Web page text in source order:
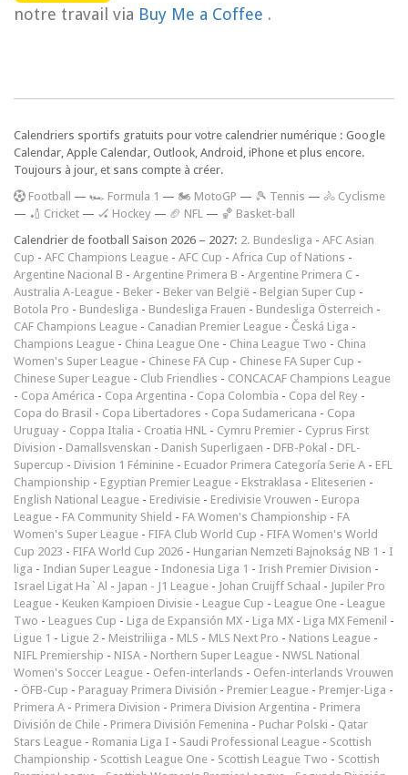
notre travail via Buy Me a Coffee .
Calendriers sportifs gratuits pour votre calendrier numérique : Google
Calendar, Apple Calendar, Outlook, Android, iPhone et plus encore.
Toujours à jour, et sans compte à créer.
Football — 🏎️ Formula 1 — 🏍 MotoGP — 🎾 Tennis — 🚴 Cyclisme
— 🏏 Cricket — 🏑 Hockey — 🏈 NFL — 🏀 Basket-ball
Calendrier de football Saison 2026 – 2027: 2. Bundesliga - AFC Asian
Cup - AFC Champions League - AFC Cup - Africa Cup of Nations -
Argentine Nacional B - Argentine Primera B - Argentine Primera C -
Australia A-League - Beker - Beker van België - Belgian Super Cup -
Botola Pro - Bundesliga - Bundesliga Frauen - Bundesliga Österreich -
CAF Champions League - Canadian Premier League - Česká Liga -
Champions League - China League One - China League Two - China
Women's Super League - Chinese FA Cup - Chinese FA Super Cup -
Chinese Super League - Club Friendlies - CONCACAF Champions League
- Copa América - Copa Argentina - Copa Colombia - Copa del Rey -
Copa do Brasil - Copa Libertadores - Copa Sudamericana - Copa
Uruguay - Coppa Italia - Croatia HNL - Cymru Premier - Cyprus First
Division - Damallsvenskan - Danish Superligaen - DFB-Pokal - DFL-
Supercup - Division 1 Féminine - Ecuador Primera Categoría Serie A - EFL
Championship - Egyptian Premier League - Ekstraklasa - Eliteserien -
English National League - Eredivisie - Eredivisie Vrouwen - Europa
League - FA Community Shield - FA Women's Championship - FA
Women's Super League - FIFA Club World Cup - FIFA Women's World
Cup 2023 - FIFA World Cup 2026 - Hungarian Nemzeti Bajnokság NB 1 - I
liga - Indian Super League - Indonesia Liga 1 - Irish Premier Division -
Israel Ligat Ha`Al - Japan - J1 League - Johan Cruijff Schaal - Jupiler Pro
League - Keuken Kampioen Divisie - League Cup - League One - League
Two - Leagues Cup - Liga de Expansión MX - Liga MX - Liga MX Femenil -
Ligue 1 - Ligue 2 - Meistriliiga - MLS - MLS Next Pro - Nations League -
NIFL Premiership - NISA - Northern Super League - NWSL National
Women's Soccer League - Oefen-interlands - Oefen-interlands Vrouwen
- ÖFB-Cup - Paraguay Primera División - Premier League - Premjer-Liga -
Primera A - Primera Division - Primera Division Argentina - Primera
División de Chile - Primera División Femenina - Puchar Polski - Qatar
Stars League - Romania Liga I - Saudi Professional League - Scottish
Championship - Scottish League One - Scottish League Two - Scottish